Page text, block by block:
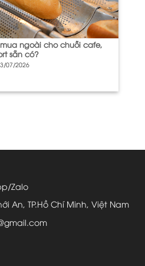
ngoài cho chuỗi cafe,
sẵn có?
07/2026
Zalo
An, TP.Hồ Chí Minh, Việt Nam